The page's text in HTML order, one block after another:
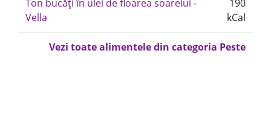
Ton bucăți în ulei de floarea soarelui -
Vella
190
kCal
Vezi toate alimentele din categoria Peste